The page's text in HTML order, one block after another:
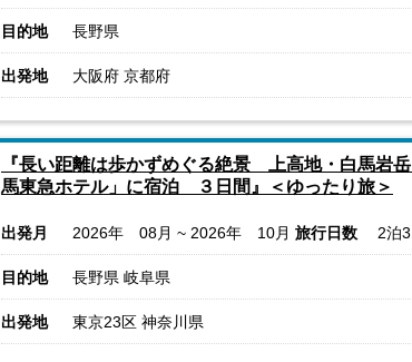
目的地 長野県
出発地 大阪府 京都府
『長い距離は歩かずめぐる絶景 上高地・白馬岩
馬東急ホテル」に宿泊 ３日間』＜ゆったり旅＞
出発月 2026年 08月 ~ 2026年 10月 旅行日数 2泊
目的地 長野県 岐阜県
出発地 東京23区 神奈川県